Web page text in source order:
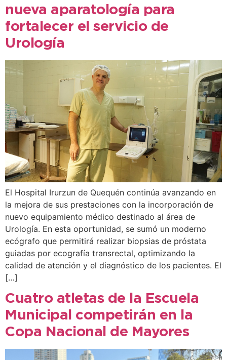
nueva aparatología para
fortalecer el servicio de
Urología
El Hospital Irurzun de Quequén continúa avanzando en
la mejora de sus prestaciones con la incorporación de
nuevo equipamiento médico destinado al área de
Urología. En esta oportunidad, se sumó un moderno
ecógrafo que permitirá realizar biopsias de próstata
guiadas por ecografía transrectal, optimizando la
calidad de atención y el diagnóstico de los pacientes. El
[…]
Cuatro atletas de la Escuela
Municipal competirán en la
Copa Nacional de Mayores